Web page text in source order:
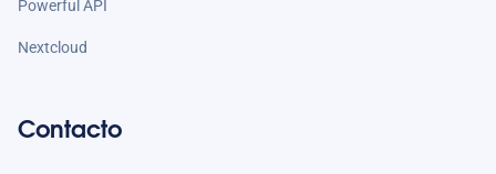
Powerful API
Nextcloud
Contacto